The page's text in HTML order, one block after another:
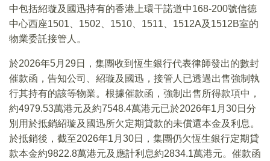
中包括紹璇及國迅持有的香港上環干諾道中168-200號信德
中心西座1501、1502、1510、1511、1512A及1512B室的
物業委託接管人。
於2026年5月29日，集團收到恆生銀行代表律師發出的數封
催款函，告知公司、紹璇及國迅，接管人已透過出售強制執
行其持有的該等物業。根據催款函，強制出售所得款項中，
約4979.53萬港元及約7548.4萬港元已於2026年1月30日分
別用於抵銷紹璇及國迅所欠定期貸款的未償還本金及利息。
於抵銷後，截至2026年1月30日，集團仍欠恆生銀行定期貸
款本金約9822.8萬港元及應計利息約2834.1萬港元。催款函